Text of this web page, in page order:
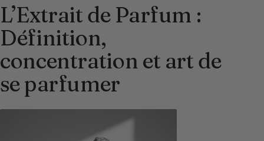
L’Extrait de Parfum :
Définition,
concentration et art de
se parfumer